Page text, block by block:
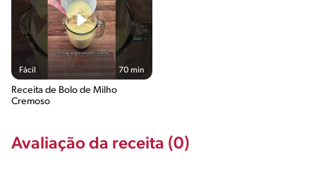
Fácil 70 min
Receita de Bolo de Milho
Cremoso
Avaliação da receita (0)